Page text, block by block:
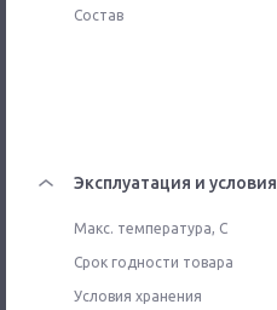
Состав
Эксплуатация и
Макс. температура, С
Срок годности товара
Условия хранения